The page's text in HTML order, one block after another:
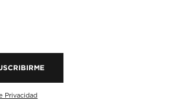
Privacidad